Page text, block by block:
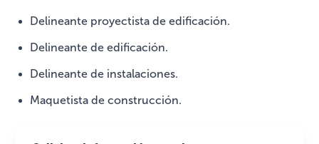
Delineante proyectista de edificación.
Delineante de edificación.
Delineante de instalaciones.
Maquetista de construcción.